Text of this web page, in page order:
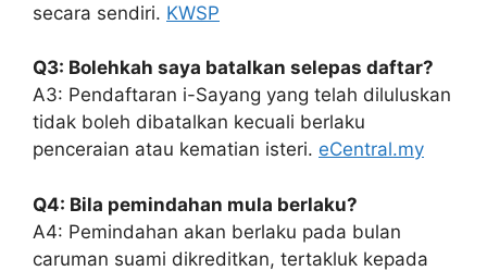
secara sendiri. KWSP
Q3: Bolehkah saya batalkan selepas daftar?
A3: Pendaftaran i-Sayang yang telah diluluskan
tidak boleh dibatalkan kecuali berlaku
penceraian atau kematian isteri. eCentral.my
Q4: Bila pemindahan mula berlaku?
A4: Pemindahan akan berlaku pada bulan
caruman suami dikreditkan, tertakluk kepada